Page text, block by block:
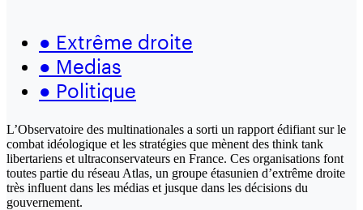
● Extrême droite
● Medias
● Politique
L’Observatoire des multinationales a sorti un rapport édifiant sur le
combat idéologique et les stratégies que mènent des think tank
libertariens et ultraconservateurs en France. Ces organisations font
toutes partie du réseau Atlas, un groupe étasunien d’extrême droite
très influent dans les médias et jusque dans les décisions du
gouvernement.